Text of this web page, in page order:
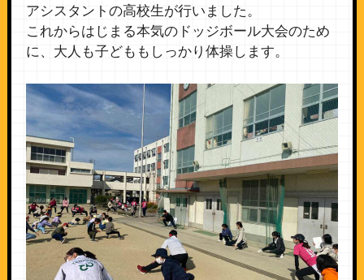
アシスタントの高校生が行いました。
これからはじまる本気のドッジボール大会のため
に、大人も子どももしっかり体操します。